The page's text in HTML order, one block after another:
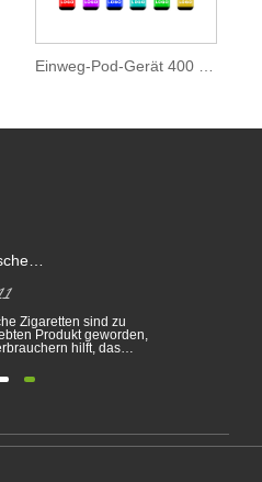
Ländern
Zigaretten sind zu
Produkt geworden,
hilft, das
Dieser Artikel